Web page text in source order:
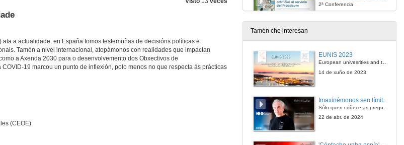
a actualidade, en España fomos testemuñas de decisións políticas e
Tamén a nivel internacional, atopámonos con realidades que impactan
a Axenda 2030 para o desenvolvemento dos Obxectivos de
19 marcou un punto de inflexión, polo menos no que respecta ás prácticas
(CEOE)
2ª Conferencia
Quenda de preguntas. Intelixencia artificial ao servizo do Prácticum
4 de xul. de 2025
Tamén che interesan
EUNIS 2023
European univesrities and the digital transformation: challenges and opportunities ahead
14 de xuño de 2023
Sólo quen coñece as preguntas pode imaxinar novas respostas
22 de abr. de 2024